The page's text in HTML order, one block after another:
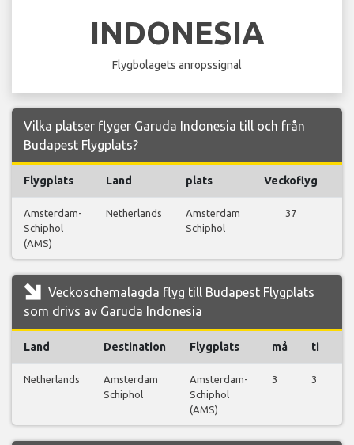
INDONESIA
Flygbolagets anropssignal
Vilka platser flyger Garuda Indonesia till och från
Budapest Flygplats?
Flygplats Land plats Veckoflyg
Amsterdam-
Schiphol
(AMS)
Netherlands
Amsterdam
Schiphol
37
Veckoschemalagda flyg till Budapest Flygplats
som drivs av Garuda Indonesia
Land Destination Flygplats må ti
Netherlands
Amsterdam
Schiphol
Amsterdam-
Schiphol
(AMS)
3 3